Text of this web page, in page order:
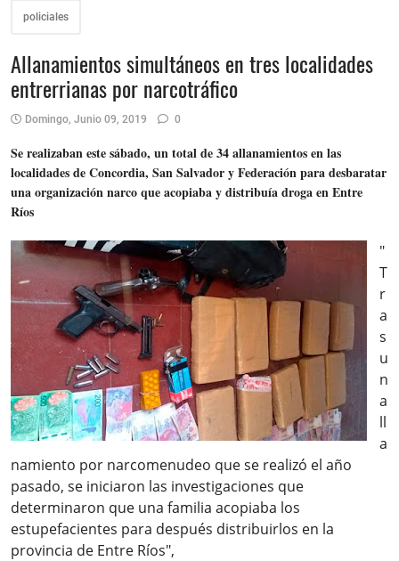
policiales
Allanamientos simultáneos en tres localidades
entrerrianas por narcotráfico
Domingo, Junio 09, 2019 0
Se realizaban este sábado, un total de 34 allanamientos en las
localidades de Concordia, San Salvador y Federación para desbaratar
una organización narco que acopiaba y distribuía droga en Entre
Ríos
"
T
r
a
s
u
n
a
ll
a
namiento por narcomenudeo que se realizó el año
pasado, se iniciaron las investigaciones que
determinaron que una familia acopiaba los
estupefacientes para después distribuirlos en la
provincia de Entre Ríos",